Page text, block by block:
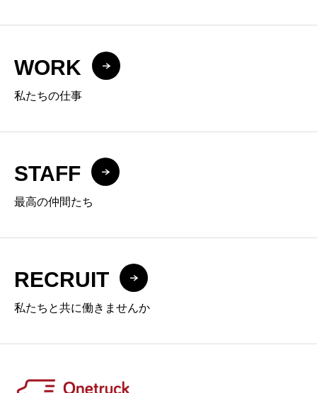
WORK
私たちの仕事
STAFF
最高の仲間たち
RECRUIT
私たちと共に働きませんか